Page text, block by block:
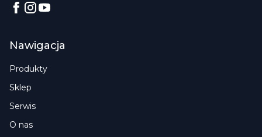
Facebook
Instagram
YouTube
Nawigacja
Produkty
Sklep
Serwis
O nas